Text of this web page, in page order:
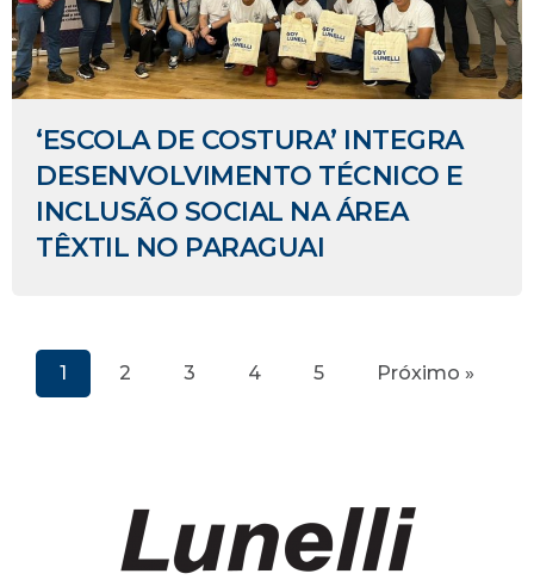
‘ESCOLA DE COSTURA’ INTEGRA
DESENVOLVIMENTO TÉCNICO E
INCLUSÃO SOCIAL NA ÁREA
TÊXTIL NO PARAGUAI
1 2 3 4 5 Próximo »